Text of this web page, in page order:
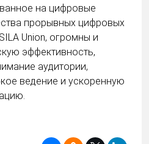
на цифровые
прорывных цифровых
Union, огромны и
эффективность,
аудитории,
ведение и ускоренную